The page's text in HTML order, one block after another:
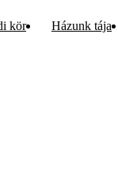
kör Házunk tája